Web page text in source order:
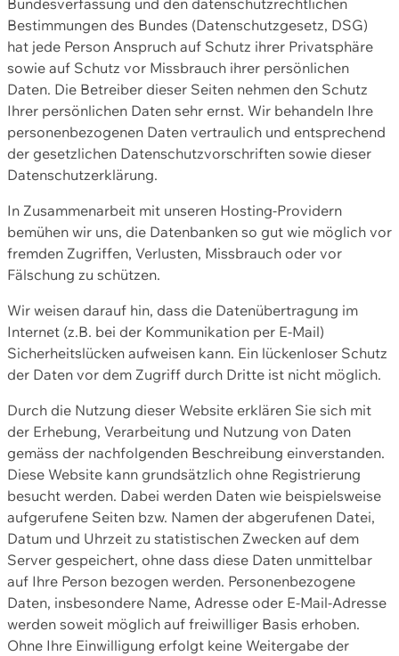
Bestimmungen des Bundes (Datenschutzgesetz, DSG)
hat jede Person Anspruch auf Schutz ihrer Privatsphäre
sowie auf Schutz vor Missbrauch ihrer persönlichen
Daten. Die Betreiber dieser Seiten nehmen den Schutz
Ihrer persönlichen Daten sehr ernst. Wir behandeln Ihre
personenbezogenen Daten vertraulich und entsprechend
der gesetzlichen Datenschutzvorschriften sowie dieser
Datenschutzerklärung.
In Zusammenarbeit mit unseren Hosting-Providern
bemühen wir uns, die Datenbanken so gut wie möglich vor
fremden Zugriffen, Verlusten, Missbrauch oder vor
Fälschung zu schützen.
Wir weisen darauf hin, dass die Datenübertragung im
Internet (z.B. bei der Kommunikation per E-Mail)
Sicherheitslücken aufweisen kann. Ein lückenloser Schutz
der Daten vor dem Zugriff durch Dritte ist nicht möglich.
Durch die Nutzung dieser Website erklären Sie sich mit
der Erhebung, Verarbeitung und Nutzung von Daten
gemäss der nachfolgenden Beschreibung einverstanden.
Diese Website kann grundsätzlich ohne Registrierung
besucht werden. Dabei werden Daten wie beispielsweise
aufgerufene Seiten bzw. Namen der abgerufenen Datei,
Datum und Uhrzeit zu statistischen Zwecken auf dem
Server gespeichert, ohne dass diese Daten unmittelbar
auf Ihre Person bezogen werden. Personenbezogene
Daten, insbesondere Name, Adresse oder E-Mail-Adresse
werden soweit möglich auf freiwilliger Basis erhoben.
Ohne Ihre Einwilligung erfolgt keine Weitergabe der